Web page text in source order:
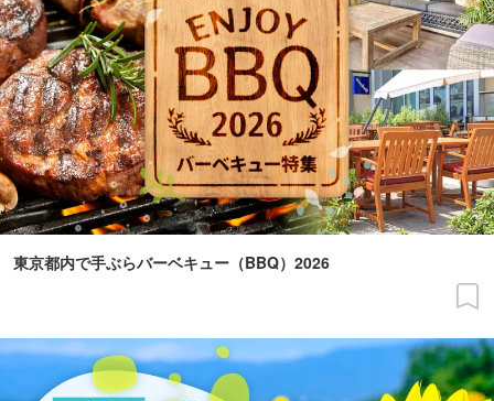
東京都内で手ぶらバーベキュー（BBQ）2026